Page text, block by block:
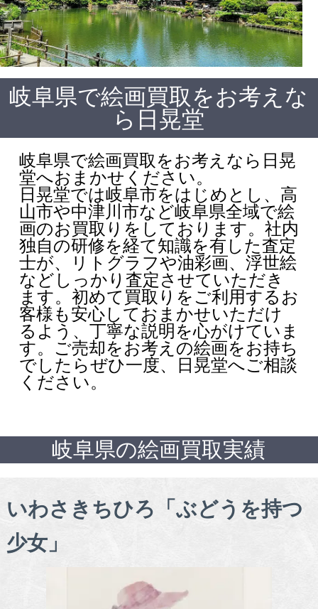
岐阜県で絵画買取をお考えな
ら日晃堂
岐阜県で絵画買取をお考えなら日晃
堂へおまかせください。
日晃堂では岐阜市をはじめとし、高
山市や中津川市など岐阜県全域で絵
画のお買取りをしております。社内
独自の研修を経て知識を有した査定
士が、リトグラフや油彩画、浮世絵
などしっかり査定させていただき
ます。初めて買取りをご利用するお
客様も安心しておまかせいただけ
るよう、丁寧な説明を心がけていま
す。ご売却をお考えの絵画をお持ち
でしたらぜひ一度、日晃堂へご相談
ください。
岐阜県の絵画買取実績
いわさきちひろ「ぶどうを持つ
少女」